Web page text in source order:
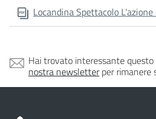
Locandina Spettacolo
Hai trovato interessante questo
nostra newsletterper rimanere